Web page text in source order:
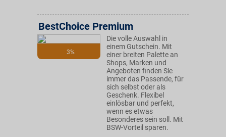
3%
BestChoice Premium
Die volle Auswahl in
einem Gutschein. Mit
einer breiten Palette an
Shops, Marken und
Angeboten finden Sie
immer das Passende, für
sich selbst oder als
Geschenk. Flexibel
einlösbar und perfekt,
wenn es etwas
Besonderes sein soll. Mit
BSW-Vorteil sparen.